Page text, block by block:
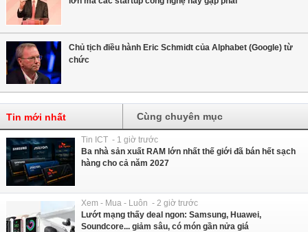
Chủ tịch điều hành Eric Schmidt của Alphabet (Google) từ
chức
Tin mới nhất Cùng chuyên mục
Tin ICT - 1 giờ trước
Ba nhà sản xuất RAM lớn nhất thế giới đã bán hết sạch
hàng cho cả năm 2027
Xem - Mua - Luôn - 2 giờ trước
Lướt mạng thấy deal ngon: Samsung, Huawei,
Soundcore... giảm sâu, có món gần nửa giá